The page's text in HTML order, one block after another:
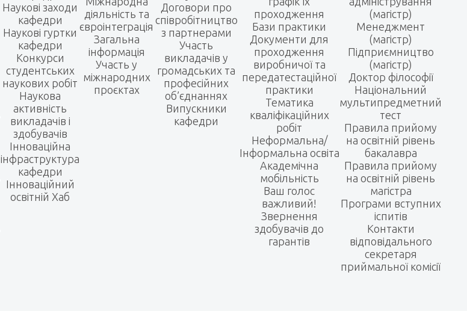
Наукові заходи
кафедри
Наукові гуртки
кафедри
Конкурси
студентських
наукових робіт
Наукова
активність
викладачів і
здобувачів
Інноваційна
інфраструктура
кафедри
Інноваційний
освітній Хаб
діяльність та
євроінтеграція
Загальна
інформація
Участь у
міжнародних
проєктах
Договори про
співробітництво
з партнерами
Участь
викладачів у
громадських та
професійних
об’єднаннях
Випускники
кафедри
проходження
Бази практики
Документи для
проходження
виробничої та
передатестаційної
практики
Тематика
кваліфікаційних
робіт
Неформальна/
Інформальна освіта
Академічна
мобільність
Ваш голос
важливий!
Звернення
здобувачів до
гарантів
(магістр)
Менеджмент
(магістр)
Підприємництво
(магістр)
Доктор філософії
Національний
мультипредметний
тест
Правила прийому
на освітній рівень
бакалавра
Правила прийому
на освітній рівень
магістра
Програми вступних
іспитів
Контакти
відповідального
секретаря
приймальної комісії